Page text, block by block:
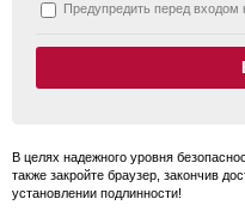
Предупредить перед входом
В целях надежного уровня
также закройте браузер, закончив
установлении подлинности!